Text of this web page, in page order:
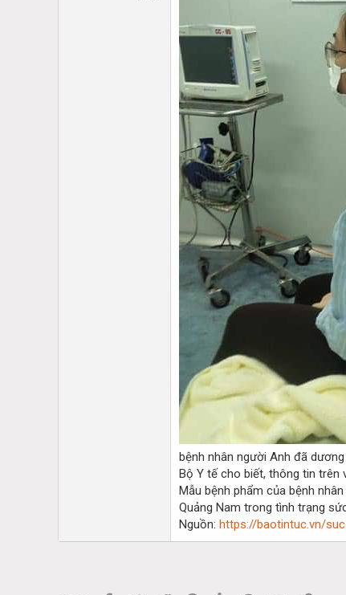
bệnh nhân người Anh đã
Bộ Y tế cho biết, thông tin trên
Mẫu bệnh phẩm của bệnh
Quảng Nam trong tình trạng
Nguồn: https://baotintuc.vn/